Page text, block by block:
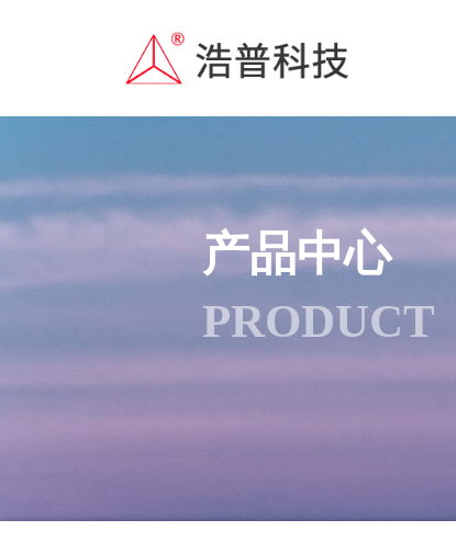
产品中心
PRODUCT